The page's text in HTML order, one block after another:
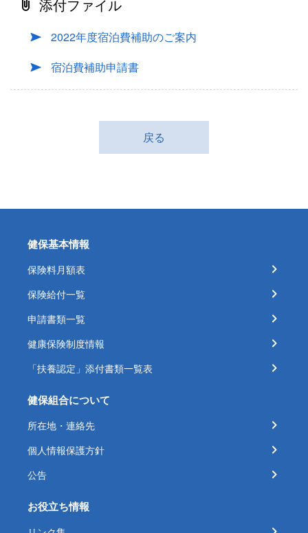
添付ファイル
2022年度宿泊費補助のご案内
宿泊費補助申請書
戻る
健保基本情報
保険料月額表
保険給付一覧
申請書類一覧
健康保険制度情報
「扶養認定」添付書類一覧表
健保組合について
所在地・連絡先
個人情報保護方針
公告
お役立ち情報